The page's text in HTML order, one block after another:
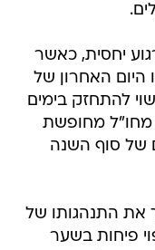
יחסית, כאשר
היום האחרון של
להתחזק בימים
מחו"ל מחופשת
של סוף השנה
את התנהגותו של
פיחות בשער